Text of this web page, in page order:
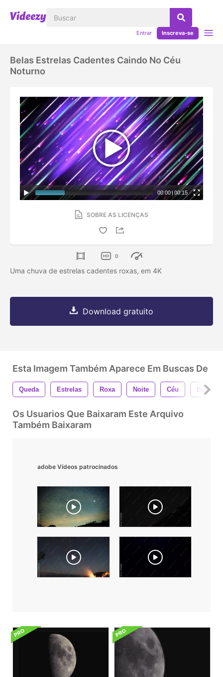
Entrar Inscreva-se
Belas Estrelas Cadentes Caindo No Céu
Noturno
00:00|00:15
SOBRE AS LICENÇAS
0
Uma chuva de estrelas cadentes roxas, em 4K
Download gratuito
Esta Imagem Também Aparece Em Buscas De
Queda Estrelas Roxa Noite Céu Bonita
Os Usuarios Que Baixaram Este Arquivo
Também Baixaram
adobe Vídeos patrocinados